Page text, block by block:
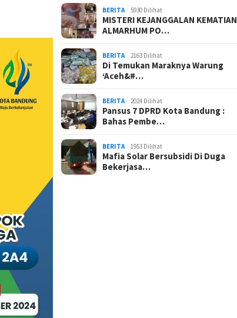
BERITA 5930 Dilihat
MISTERI KEJANGGALAN KEMATIAN
ALMARHUM PO…
BERITA 2163 Dilihat
Di Temukan Maraknya Warung
‘Aceh&#…
BERITA 2024 Dilihat
Pansus 7 DPRD Kota Bandung :
Bahas Pembe…
BERITA 1953 Dilihat
Mafia Solar Bersubsidi Di Duga
Bekerjasa…